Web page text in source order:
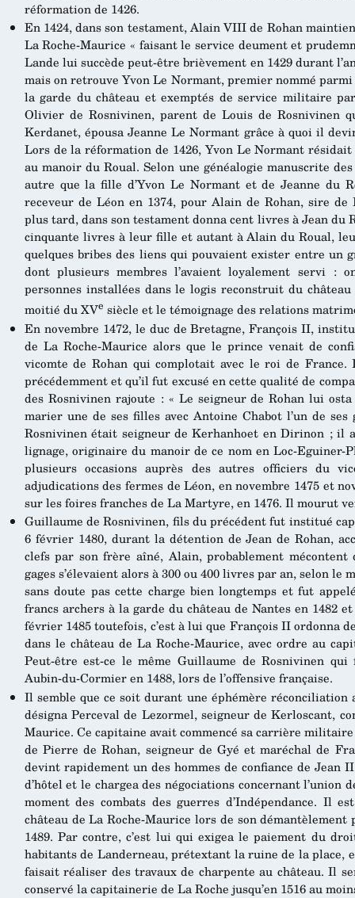
réformation de 1426.
En 1424, dans son testament, Alain VIII de Rohan
La Roche-Maurice « faisant le service deument et
Lande lui succède peut-être brièvement en 1429 durant
mais on retrouve Yvon Le Normant, premier nommé parmi
la garde du château et exemptés de service militaire
Olivier de Rosnivinen, parent de Louis de Rosnivinen
Kerdanet, épousa Jeanne Le Normant grâce à quoi il
Lors de la réformation de 1426, Yvon Le Normant
au manoir du Roual. Selon une généalogie manuscrite
autre que la fille d’Yvon Le Normant et de Jeanne du
receveur de Léon en 1374, pour Alain de Rohan, sire
plus tard, dans son testament donna cent livres à Jean du
cinquante livres à leur fille et autant à Alain du Roual,
quelques bribes des liens qui pouvaient exister entre un
dont plusieurs membres l’avaient loyalement servi :
personnes installées dans le logis reconstruit du
moitié du XVe siècle et le témoignage des relations
En novembre 1472, le duc de Bretagne, François II,
de La Roche-Maurice alors que le prince venait de
vicomte de Rohan qui complotait avec le roi de France.
précédemment et qu’il fut excusé en cette qualité de
des Rosnivinen rajoute : « Le seigneur de Rohan lui osta
marier une de ses filles avec Antoine Chabot l’un de
Rosnivinen était seigneur de Kerhanhoet en Dirinon ; il
lignage, originaire du manoir de ce nom en Loc-
plusieurs occasions auprès des autres officiers du
adjudications des fermes de Léon, en novembre 1475 et
sur les foires franches de La Martyre, en 1476. Il mourut
Guillaume de Rosnivinen, fils du précédent fut institué
6 février 1480, durant la détention de Jean de Rohan,
clefs par son frère aîné, Alain, probablement
gages s’élevaient alors à 300 ou 400 livres par an, selon le
sans doute pas cette charge bien longtemps et fut
francs archers à la garde du château de Nantes en 1482
février 1485 toutefois, c’est à lui que François II ordonna
dans le château de La Roche-Maurice, avec ordre au
Peut-être est-ce le même Guillaume de Rosnivinen
Aubin-du-Cormier en 1488, lors de l’offensive française.
Il semble que ce soit durant une éphémère réconciliation
désigna Perceval de Lezormel, seigneur de Kerloscant,
Maurice. Ce capitaine avait commencé sa carrière militaire
de Pierre de Rohan, seigneur de Gyé et maréchal de
devint rapidement un des hommes de confiance de Jean
d’hôtel et le chargea des négociations concernant l’union
moment des combats des guerres d’Indépendance. Il
château de La Roche-Maurice lors de son
1489. Par contre, c’est lui qui exigea le paiement du
habitants de Landerneau, prétextant la ruine de la place,
faisait réaliser des travaux de charpente au château. Il
conservé la capitainerie de La Roche jusqu’en 1516 au